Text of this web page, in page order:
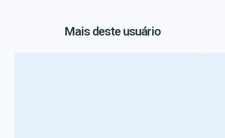
Mais deste usuário